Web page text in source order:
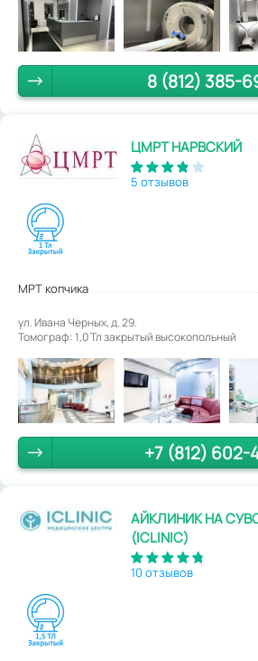
8 (812) 385-
ЦМРТ НАРВСКИЙ
5 отзывов
МРТ копчика
ул. Ивана Черных, д. 29.
Томограф: 1,0 Тл закрытый высокопольный
+7 (812) 602-
АЙКЛИНИК НА
(ICLINIC)
10 отзывов